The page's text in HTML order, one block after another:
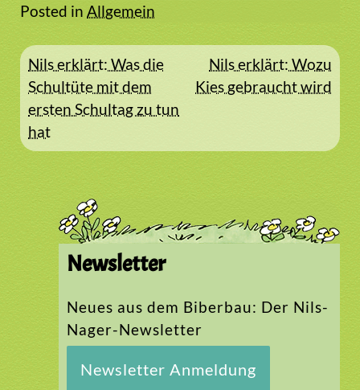
Posted in Allgemein
Beitragsnavigation
Nils erklärt: Was die
Schultüte mit dem
ersten Schultag zu tun
hat
Nils erklärt: Wozu
Kies gebraucht wird
Newsletter
Neues aus dem Biberbau: Der Nils-
Nager-Newsletter
Newsletter Anmeldung